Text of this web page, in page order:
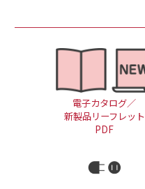
電子カタログ／
新製品リーフレット
PDF